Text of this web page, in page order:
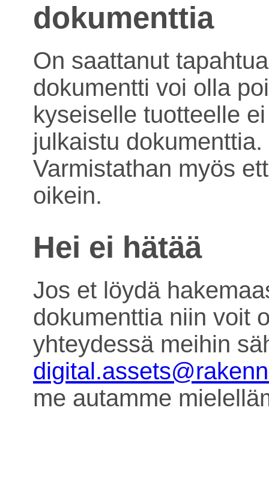
dokumenttia
On saattanut
dokumentti voi olla
kyseiselle tuotteelle
julkaistu dokumenttia.
Varmistathan myös
oikein.
Hei ei hätää
Jos et löydä
dokumenttia niin voit
yhteydessä meihin
me autamme